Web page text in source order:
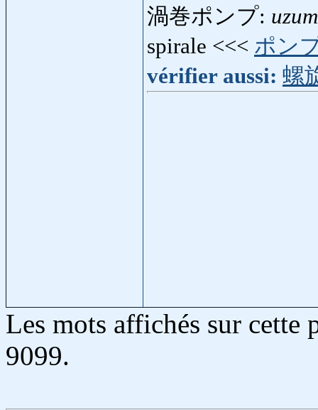
渦巻ポンプ:
spirale <<< ポン
vérifier aussi: 螺
Les mots affichés sur cette
9099.